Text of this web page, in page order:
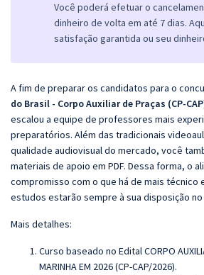
Você poderá efetuar o
dinheiro de volta em até 7 dias.
satisfação garantida ou seu
A fim de preparar os candidatos para o
do Brasil - Corpo Auxiliar de Praças (CP-
escalou a equipe de professores mais
preparatórios. Além das tradicionais
qualidade audiovisual do mercado, você
materiais de apoio em PDF. Dessa forma, o
compromisso com o que há de mais técnico
estudos estarão sempre à sua disposição
Mais detalhes:
Curso baseado no Edital CORPO
MARINHA EM 2026 (CP-CAP/2026).